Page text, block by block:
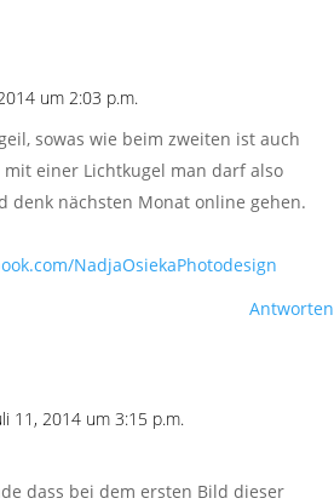
um 2:03 p.m.
sowas wie beim zweiten ist auch
einer Lichtkugel man darf also
denk nächsten Monat online gehen.
NadjaOsiekaPhotodesign
Antworten
11, 2014 um 3:15 p.m.
dass bei dem ersten Bild dieser